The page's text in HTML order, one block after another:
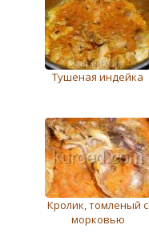
Тушеная индейка
Кролик, томленый с
морковью